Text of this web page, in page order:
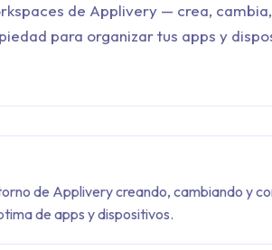
de Applivery — crea,
para organizar tus apps y
de Applivery creando, cambiando y
de apps y dispositivos.